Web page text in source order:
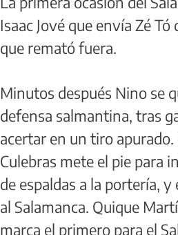
Isaac Jové que envía Zé
que remató fuera.
Minutos después Nino se
defensa salmantina, tras
acertar en un tiro
Culebras mete el pie para
de espaldas a la portería,
al Salamanca. Quique
marca el primero para el